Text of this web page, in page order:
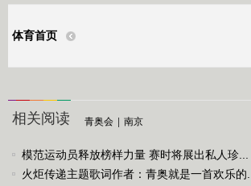
体育首页
相关阅读 青奥会 南京
模范运动员释放榜样力量 赛时将展出私人珍...
火炬传递主题歌词作者：青奥就是一首欢乐的...